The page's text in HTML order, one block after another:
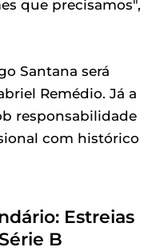
que precisamos",
Santana será
Remédio. Já a
responsabilidade
com histórico
Estreias
B